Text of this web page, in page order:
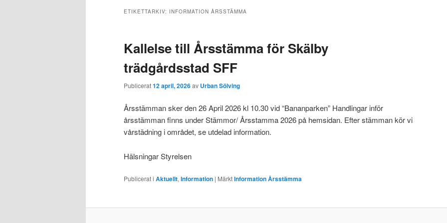
ETIKETTARKIV: INFORMATION ÅRSSTÄMMA
Kallelse till Årsstämma för Skälby
trädgårdsstad SFF
Publicerat12 april, 2026av Urban Sölving
Årsstämman sker den 26 April 2026 kl 10.30 vid “Bananparken” Handlingar inför
årsstämman finns under Stämmor/ Årsstamma 2026 på hemsidan. Efter stämman kör vi
vårstädning i området, se utdelad information.
Hälsningar Styrelsen
Publicerat i Aktuellt, Information | MärktInformation Årsstämma